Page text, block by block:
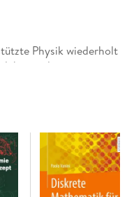
Physik wiederholt
bevor das
dieses Buch eine
Download bereit.